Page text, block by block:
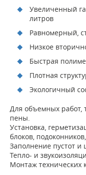
Увеличенный
литров
Равномерный,
Низкое
Быстрая
Плотная
Экологичный
Для объемных работ,
пены.
Установка,
блоков,
Заполнение пустот и
Тепло- и
Монтаж технических